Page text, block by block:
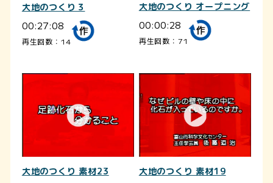
大地のつくり３
00:27:08
再生回数：14
大地のつくり オープニング
00:00:28
再生回数：71
大地のつくり 素材23 大地のつくり 素材19